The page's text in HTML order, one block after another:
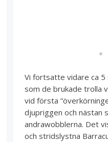
Vi fortsatte vidare ca
som de brukade trolla
vid första
djupriggen och nästan
andrawobblerna. Det
och stridslystna